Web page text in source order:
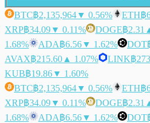
BTC฿2,135,964▼ 0.56% ETH฿
XRP฿34.09▼ 0.11% DOGE฿2.31
1.68%
ADA฿6.56▼ 1.62% DOT
AVAX฿215.60 ▲ 1.07% LINK฿
KUB฿19.86▼ 1.60%
BTC฿2,135,964▼ 0.56% ETH฿
XRP฿34.09▼ 0.11% DOGE฿2.31
1.68%
ADA฿6.56▼ 1.62% DOT